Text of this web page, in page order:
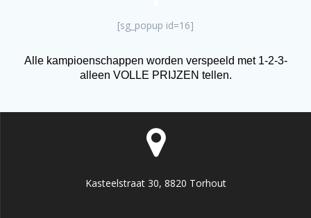
[sg_popup id=16]
Alle kampioenschappen worden verspeeld met 1-2-3-
alleen VOLLE PRIJZEN tellen.
Kasteelstraat 30, 8820 Torhout